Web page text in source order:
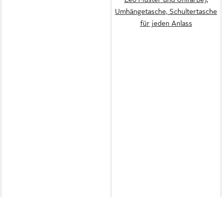
Umhängetasche, Schultertasche
für jeden Anlass